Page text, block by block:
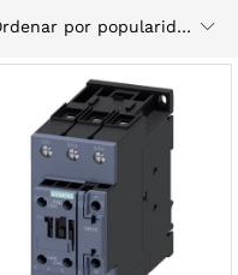
Ordenar por popularidad